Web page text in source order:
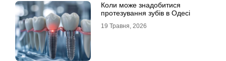
Коли може знадобитися
протезування зубів в Одесі
19 Травня, 2026